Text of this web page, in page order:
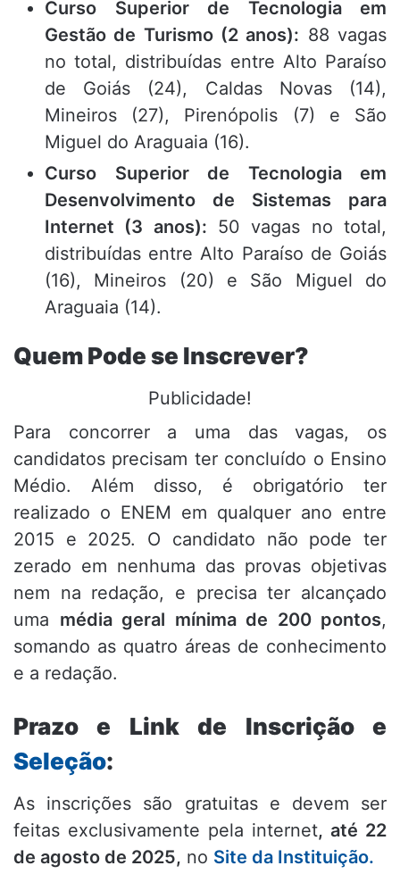
Curso Superior de Tecnologia em
Gestão de Turismo (2 anos): 88 vagas
no total, distribuídas entre Alto Paraíso
de Goiás (24), Caldas Novas (14),
Mineiros (27), Pirenópolis (7) e São
Miguel do Araguaia (16).
Curso Superior de Tecnologia em
Desenvolvimento de Sistemas para
Internet (3 anos): 50 vagas no total,
distribuídas entre Alto Paraíso de Goiás
(16), Mineiros (20) e São Miguel do
Araguaia (14).
Quem Pode se Inscrever?
Publicidade!
Para concorrer a uma das vagas, os
candidatos precisam ter concluído o Ensino
Médio. Além disso, é obrigatório ter
realizado o ENEM em qualquer ano entre
2015 e 2025. O candidato não pode ter
zerado em nenhuma das provas objetivas
nem na redação, e precisa ter alcançado
uma média geral mínima de 200 pontos,
somando as quatro áreas de conhecimento
e a redação.
Prazo e Link de Inscrição e
Seleção:
As inscrições são gratuitas e devem ser
feitas exclusivamente pela internet, até 22
de agosto de 2025, no Site da Instituição.